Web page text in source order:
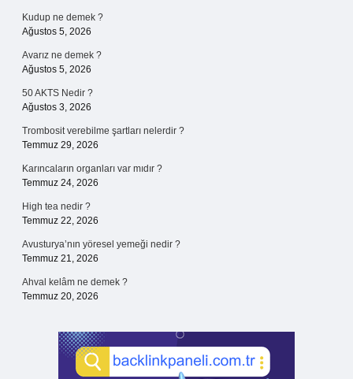
Kudup ne demek ?
Ağustos 5, 2026
Avarız ne demek ?
Ağustos 5, 2026
50 AKTS Nedir ?
Ağustos 3, 2026
Trombosit verebilme şartları nelerdir ?
Temmuz 29, 2026
Karıncaların organları var mıdır ?
Temmuz 24, 2026
High tea nedir ?
Temmuz 22, 2026
Avusturya’nın yöresel yemeği nedir ?
Temmuz 21, 2026
Ahval kelâm ne demek ?
Temmuz 20, 2026